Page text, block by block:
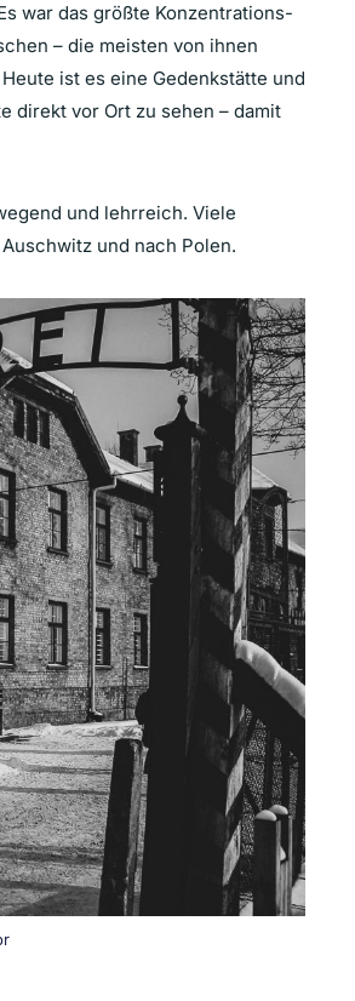
war das größte Konzentrations-
– die meisten von ihnen
ist es eine Gedenkstätte und
direkt vor Ort zu sehen – damit
und lehrreich. Viele
und nach Polen.